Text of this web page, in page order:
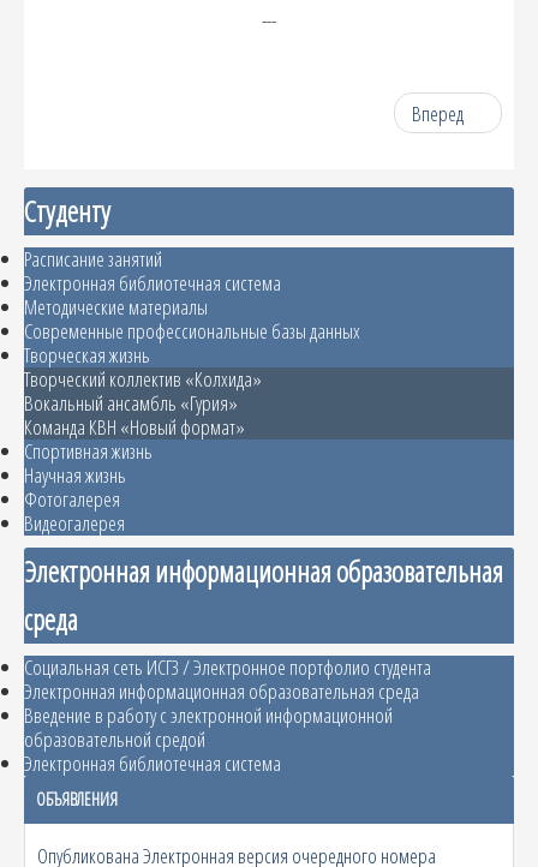
---
Вперед
Студенту
Расписание занятий
Электронная библиотечная система
Методические материалы
Современные профессиональные базы данных
Творческая жизнь
Творческий коллектив «Колхида»
Вокальный ансамбль «Гурия»
Команда КВН «Новый формат»
Спортивная жизнь
Научная жизнь
Фотогалерея
Видеогалерея
Электронная информационная образовательная
среда
Социальная сеть ИСГЗ / Электронное портфолио студента
Электронная информационная образовательная среда
Введение в работу с электронной информационной
образовательной средой
Электронная библиотечная система
ОБЪЯВЛЕНИЯ
Опубликована Электронная версия очередного номера